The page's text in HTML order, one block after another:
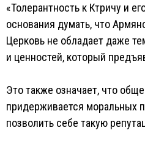
«Толерантность к Ктричу и
основания думать, что
Церковь не обладает даже
и ценностей, который
Это также означает, что
придерживается моральных
позволить себе такую